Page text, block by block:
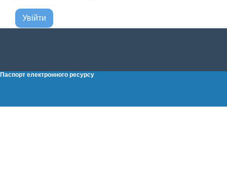
Паспорт електронного ресурсу